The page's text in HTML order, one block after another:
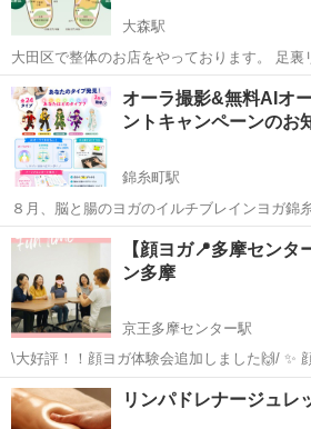
大森駅
大田区で整体のお店をやっております。 足裏リフレクソロジーの資格
を取得したい方 副業として始めたい方、将来
為にスクールを開いております。 講師は、整体歴10年のプロになりま
す。 民間のスクールですと...
東京 大田区 大森駅 リフレクソロ
オーラ撮影&無料AIオ
ントキャンペーンのお
錦糸町駅
８月、脳と腸のヨガのイルチブレインヨガ錦
撮影をして、体や心の状態を詳しいAIレポー
ーソナルレポート無料プレゼントキャンペーン
こんな方にオススメ☝...
東京 墨田区 錦糸町駅 美容健康
【顔ヨガ📍多摩センタ
ン多摩
京王多摩センター駅
\大好評！！顔ヨガ体験会追加しました🙌/ ✨
✨ 8/18(火) 11:30-12:30 パルテノン多摩 クリエイテ
るみは表情筋が原因かも？」 普段あまり使え
し...
東京 多摩市 京王多摩センター駅
リンパドレナージュレ